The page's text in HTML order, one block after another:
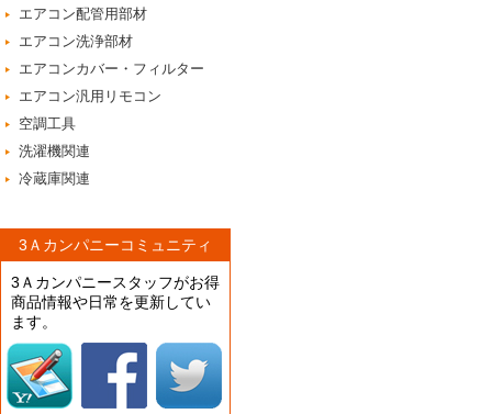
エアコン配管用部材
エアコン洗浄部材
エアコンカバー・フィルター
エアコン汎用リモコン
空調工具
洗濯機関連
冷蔵庫関連
3Ａカンパニーコミュニティ
3Ａカンパニースタッフがお得
商品情報や日常を更新してい
ます。